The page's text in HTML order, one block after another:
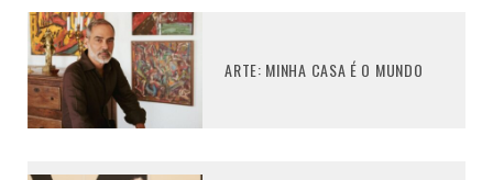
ARTE: MINHA CASA É O MUNDO